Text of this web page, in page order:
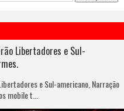
Libertadores e Sul-
e Sul-americano, Narração
mobile t...